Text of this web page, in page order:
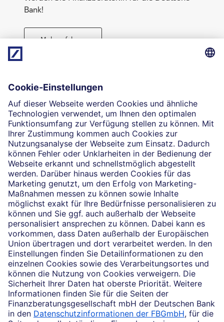
Direktabschluss möglich
Geld anlegen
Ruhestand planen
Bank!
Mehr erfahren
Die selbstständigen Finanzberater:innen beraten in
Finanzgeschäften, die sie für die Deutsche Bank AG
vermitteln dürfen. Das Einverständnis zu den dabei
vermittelten Verträgen sowie in diesem
Zusammenhang erforderliche Erklärungen werden
stets rechtsverbindlich nur durch die Deutsche Bank
AG oder durch die mit ihr kooperierenden
Produktpartner gegeben.
Impressum
Rechtliche Hinweise
Datenschutz
Barrierefreiheit
Cookie-Einstellungen